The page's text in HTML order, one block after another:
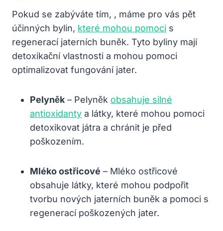
Pokud se zabýváte tím, , máme pro vás pět
účinných bylin, které mohou pomoci s
regenerací jaterních buněk. Tyto byliny mají
detoxikační vlastnosti a mohou pomoci
optimalizovat fungování jater.
Pelyněk – Pelyněk obsahuje silné
antioxidanty a látky, které mohou pomoci
detoxikovat játra a chránit je před
poškozením.
Mléko ostřicové – Mléko ostřicové
obsahuje látky, které mohou podpořit
tvorbu nových jaterních buněk a pomoci s
regenerací poškozených jater.